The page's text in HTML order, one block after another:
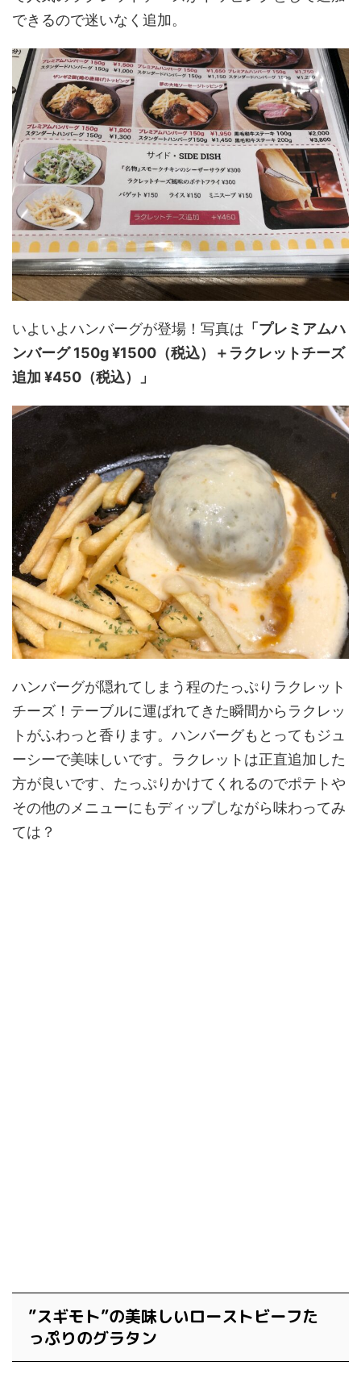
できるので迷いなく追加。
いよいよハンバーグが登場！写真は 「プレミアムハ
ンバーグ 150g ¥1500（税込）＋ラクレットチーズ
追加 ¥450（税込）」
ハンバーグが隠れてしまう程のたっぷりラクレット
チーズ！テーブルに運ばれてきた瞬間からラクレッ
トがふわっと香ります。ハンバーグもとってもジュ
ーシーで美味しいです。ラクレットは正直追加した
方が良いです、たっぷりかけてくれるのでポテトや
その他のメニューにもディップしながら味わってみ
ては？
”スギモト”の美味しいローストビーフた
っぷりのグラタン